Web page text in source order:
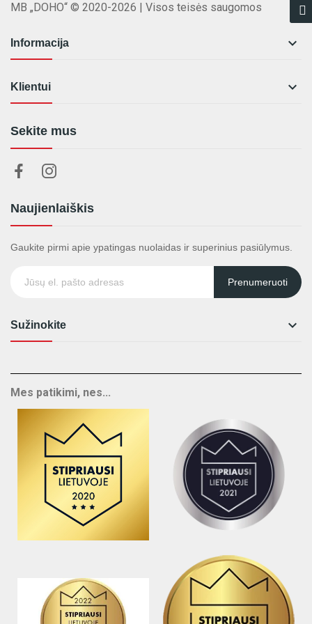
MB „DOHO“ © 2020-2026 | Visos teisės saugomos
Informacija 
Klientui 
Sekite mus
Naujienlaiškis
Gaukite pirmi apie ypatingas nuolaidas ir superinius pasiūlymus.
Prenumeruoti
Sužinokite 
Mes patikimi, nes...